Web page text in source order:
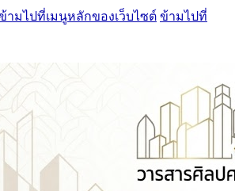
ามไปที่เมนูหลักของเว็บไซต์ ข้ามไปที่